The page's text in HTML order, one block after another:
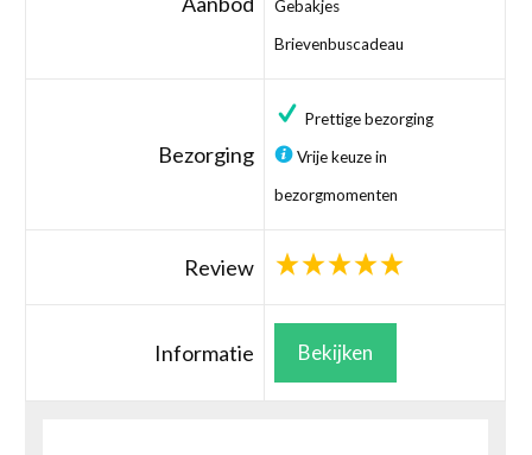
Gebakjes
Brievenbuscadeau
Bezorging
Prettige bezorging
Vrije keuze in
bezorgmomenten
Review
Informatie Bekijken